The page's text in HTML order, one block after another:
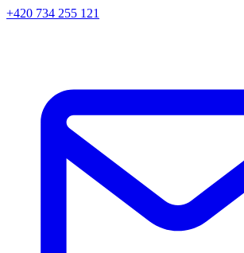
+420 734 255 121